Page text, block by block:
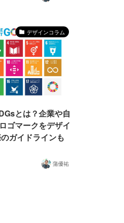
デザインコラム
とは？企業や自
ゴマークをデザイ
ガイドラインも
蒲優祐